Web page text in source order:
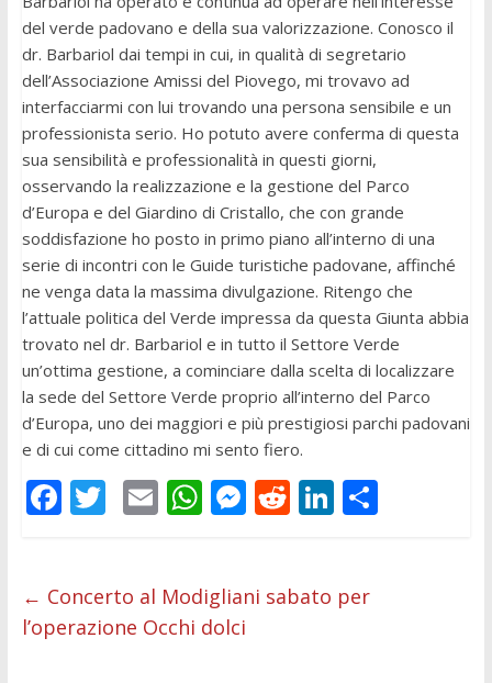
del verde padovano e della sua valorizzazione. Conosco il
dr. Barbariol dai tempi in cui, in qualità di segretario
dell’Associazione Amissi del Piovego, mi trovavo ad
interfacciarmi con lui trovando una persona sensibile e un
professionista serio. Ho potuto avere conferma di questa
sua sensibilità e professionalità in questi giorni,
osservando la realizzazione e la gestione del Parco
d’Europa e del Giardino di Cristallo, che con grande
soddisfazione ho posto in primo piano all’interno di una
serie di incontri con le Guide turistiche padovane, affinché
ne venga data la massima divulgazione. Ritengo che
l’attuale politica del Verde impressa da questa Giunta abbia
trovato nel dr. Barbariol e in tutto il Settore Verde
un’ottima gestione, a cominciare dalla scelta di localizzare
la sede del Settore Verde proprio all’interno del Parco
d’Europa, uno dei maggiori e più prestigiosi parchi padovani
e di cui come cittadino mi sento fiero.
F
b
o
T
er
E
l
W
s
A
M
e
R
di
Li
e
C
← Concerto al Modigliani sabato per
l’operazione Occhi dolci